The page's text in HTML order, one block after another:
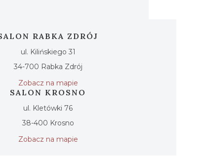
RABKA ZDRÓJ
ul. Kilińskiego 31
34-700 Rabka Zdrój
Zobacz na mapie
SALON KROSNO
ul. Kletówki 76
38-400 Krosno
Zobacz na mapie